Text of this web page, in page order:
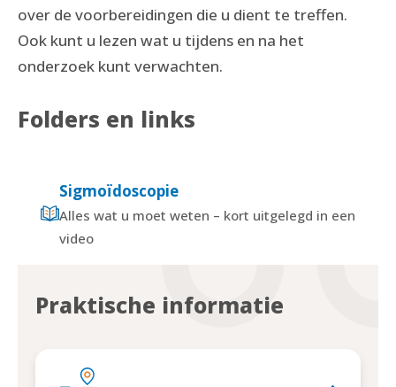
over de voorbereidingen die u dient te treffen.
Ook kunt u lezen wat u tijdens en na het
onderzoek kunt verwachten.
Folders en links
Sigmoïdoscopie
Alles wat u moet weten – kort uitgelegd in een
video
Praktische informatie